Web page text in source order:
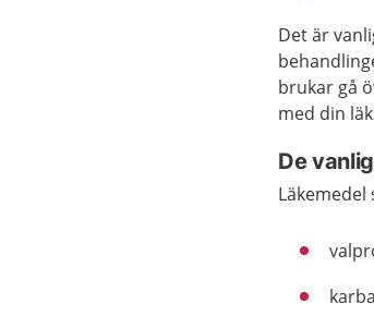
Det är
brukar gå
med din
De